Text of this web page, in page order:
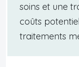
soins et une
coûts
traitements